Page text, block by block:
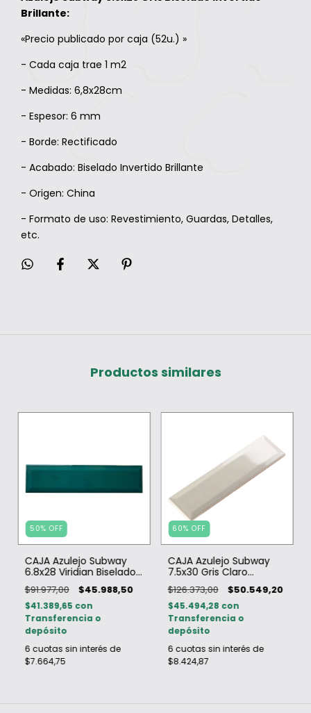
Brillante:
«Precio publicado por caja (52u.) »
- Cada caja trae 1 m2
- Medidas: 6,8x28cm
- Espesor: 6 mm
- Borde: Rectificado
- Acabado: Biselado Invertido Brillante
- Origen: China
- Formato de uso: Revestimiento, Guardas, Detalles,
etc.
Productos similares
50%OFF
CAJA Azulejo Subway
6.8x28 Viridian Biselado
Brillante
$91.977,00 $45.988,50
$41.389,65 con
Transferencia o
depósito
6 cuotas sin interés de
$7.664,75
60%OFF
CAJA Azulejo Subway
7.5x30 Gris Claro
Biselado Brillante
$126.373,00 $50.549,20
$45.494,28 con
Transferencia o
depósito
6 cuotas sin interés de
$8.424,87